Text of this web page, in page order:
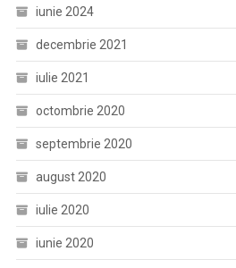
iunie 2024
decembrie 2021
iulie 2021
octombrie 2020
septembrie 2020
august 2020
iulie 2020
iunie 2020